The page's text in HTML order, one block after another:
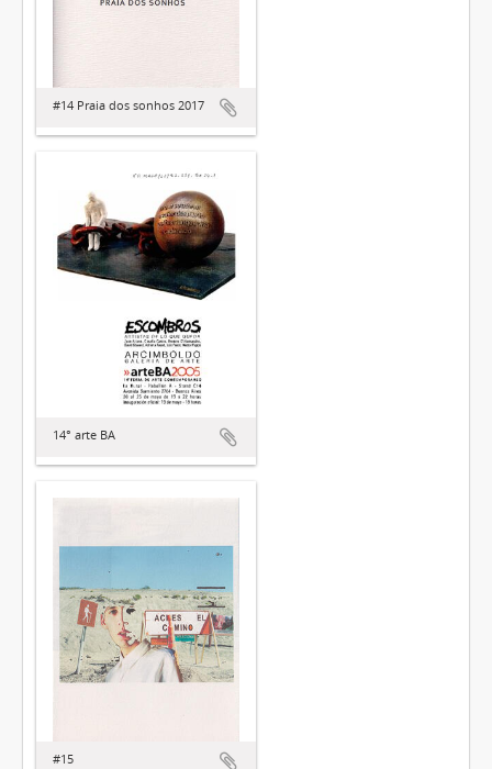
#14 Praia dos sonhos 2017
14° arte BA
#15